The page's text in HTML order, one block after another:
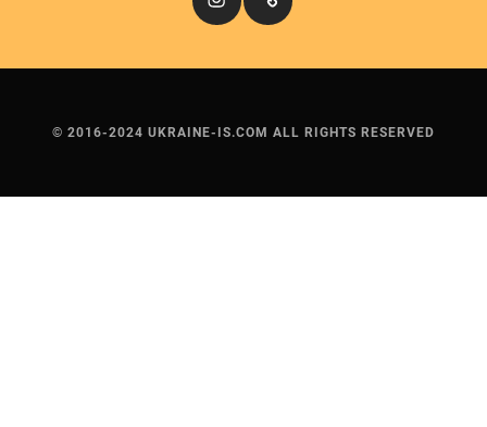
© 2016-2024 UKRAINE-IS.COM ALL RIGHTS RESERVED